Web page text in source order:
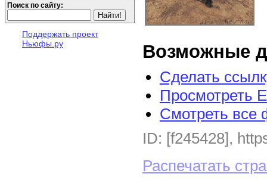
Поиск по сайту:
Поддержать проект
Ньюфы.ру
Возможные
Сделать
Просмотреть
Смотреть все
ID: [f245428],
Распечатать